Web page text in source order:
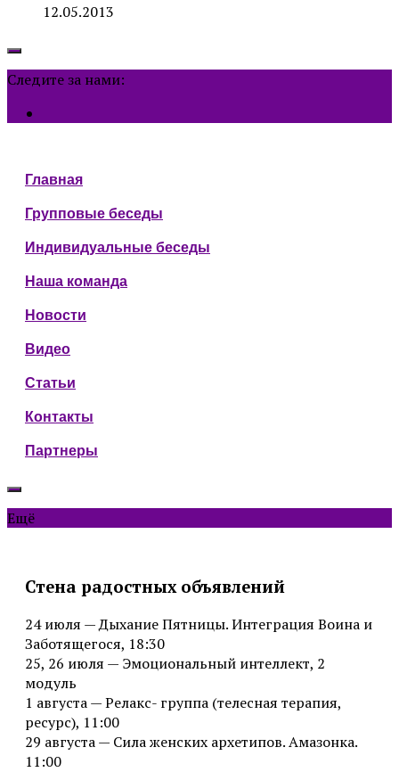
12.05.2013
Следите за нами:
Главная
Групповые беседы
Индивидуальные беседы
Наша команда
Новости
Видео
Статьи
Контакты
Партнеры
Ещё
Стена радостных объявлений
24 июля — Дыхание Пятницы. Интеграция Воина и
Заботящегося, 18:30
25, 26 июля — Эмоциональный интеллект, 2
модуль
1 августа — Релакс- группа (телесная терапия,
ресурс), 11:00
29 августа — Сила женских архетипов. Амазонка.
11:00